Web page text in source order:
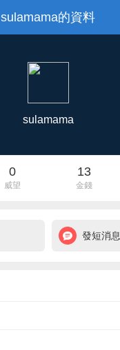
sulamama的資料
sulamama
0
威望
13
金錢
發短消息